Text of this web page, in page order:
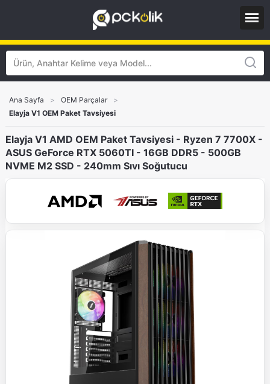
Ana Sayfa > OEM Parçalar
>
Elayja V1 OEM Paket Tavsiyesi
Elayja V1 AMD OEM Paket Tavsiyesi - Ryzen 7 7700X -
ASUS GeForce RTX 5060TI - 16GB DDR5 - 500GB
NVME M2 SSD - 240mm Sıvı Soğutucu